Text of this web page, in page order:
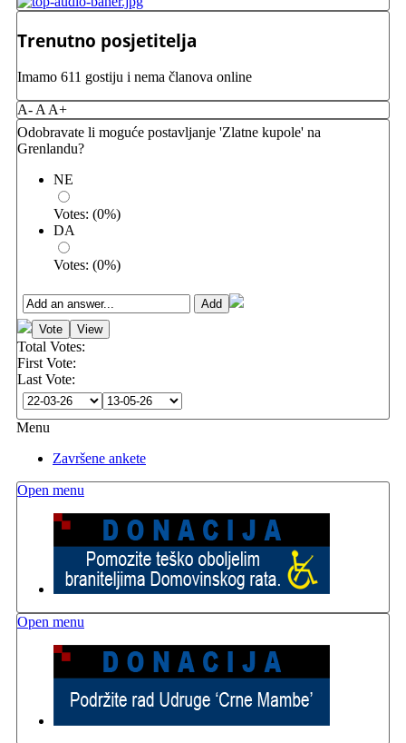
Trenutno posjetitelja
Imamo 611 gostiju i nema članova online
A- A A+
Odobravate li moguće postavljanje 'Zlatne kupole' na
Grenlandu?
NE
Votes: (0%)
DA
Votes: (0%)
Total Votes:
First Vote:
Last Vote:
Menu
Završene ankete
Open menu
Open menu